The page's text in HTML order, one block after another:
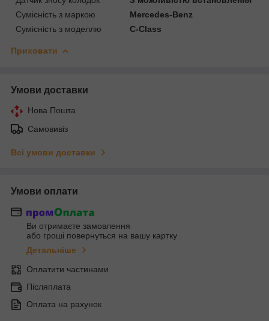
Сумісність з маркою
Mercedes-Benz
Сумісність з моделлю
C-Class
Приховати
Умови доставки
Нова Пошта
Самовивіз
Всі умови доставки
Умови оплати
Ви отримаєте замовлення
або гроші повернуться на вашу картку
Детальніше
Оплатити частинами
Післяплата
Оплата на рахунок